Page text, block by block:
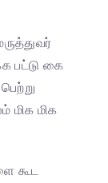
பட்டு கை
மிக மிக
கூட